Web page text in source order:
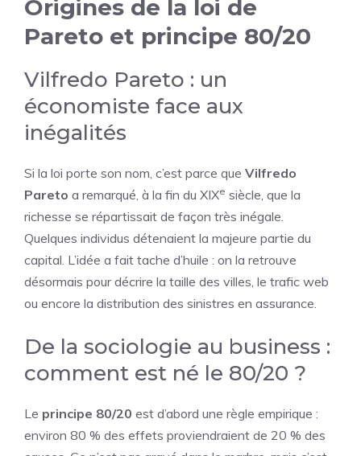
Origines de la loi de
Pareto et principe 80/20
Vilfredo Pareto : un
économiste face aux
inégalités
Si la loi porte son nom, c’est parce que Vilfredo
Pareto a remarqué, à la fin du XIXe siècle, que la
richesse se répartissait de façon très inégale.
Quelques individus détenaient la majeure partie du
capital. L’idée a fait tache d’huile : on la retrouve
désormais pour décrire la taille des villes, le trafic web
ou encore la distribution des sinistres en assurance.
De la sociologie au business :
comment est né le 80/20 ?
Le principe 80/20 est d’abord une règle empirique :
environ 80 % des effets proviendraient de 20 % des